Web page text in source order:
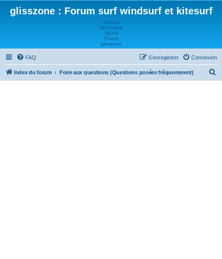
glisszone : Forum surf windsurf et kitesurf
Accueil
Technique
Spots
Forum
glisszone
FAQ Connexion
S’enregistrer
Index du forum Foire aux questions (Questions posées fréquemment)